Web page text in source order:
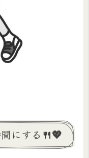
にする🍴💖